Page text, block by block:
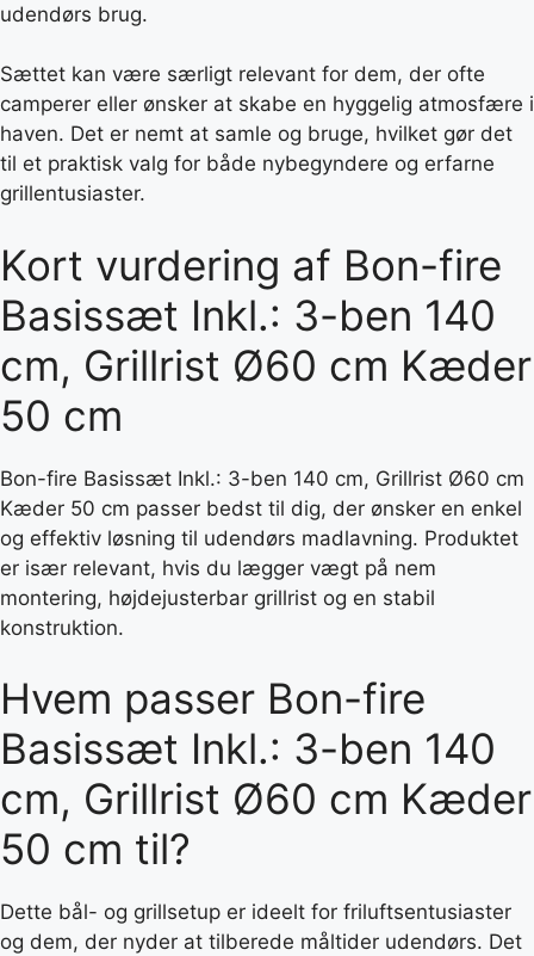
udendørs brug.
Sættet kan være særligt relevant for dem, der ofte
camperer eller ønsker at skabe en hyggelig atmosfære i
haven. Det er nemt at samle og bruge, hvilket gør det
til et praktisk valg for både nybegyndere og erfarne
grillentusiaster.
Kort vurdering af Bon-fire
Basissæt Inkl.: 3-ben 140
cm, Grillrist Ø60 cm Kæder
50 cm
Bon-fire Basissæt Inkl.: 3-ben 140 cm, Grillrist Ø60 cm
Kæder 50 cm passer bedst til dig, der ønsker en enkel
og effektiv løsning til udendørs madlavning. Produktet
er især relevant, hvis du lægger vægt på nem
montering, højdejusterbar grillrist og en stabil
konstruktion.
Hvem passer Bon-fire
Basissæt Inkl.: 3-ben 140
cm, Grillrist Ø60 cm Kæder
50 cm til?
Dette bål- og grillsetup er ideelt for friluftsentusiaster
og dem, der nyder at tilberede måltider udendørs. Det